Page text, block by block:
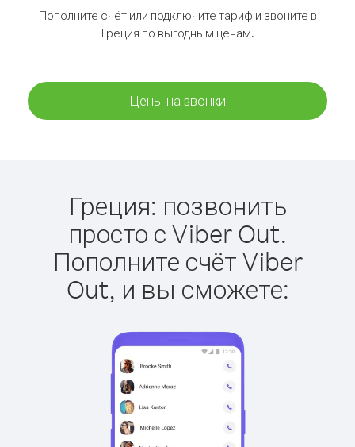
Пополните счёт или подключите тариф и звоните в
Греция по выгодным ценам.
Цены на звонки
Греция: позвонить
просто с Viber Out.
Пополните счёт Viber
Out, и вы сможете: